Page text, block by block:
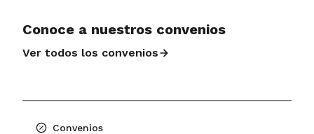
Conoce a nuestros convenios
Ver todos los convenios
Convenios